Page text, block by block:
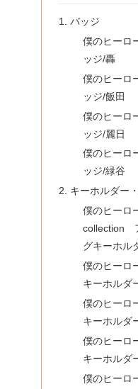
バッジ
僕のヒーロ
ッジ/轟
僕のヒーロ
ッジ/飯田
僕のヒーロ
ッジ/麗日
僕のヒーロ
ッジ/緑谷
キーホルダー
僕のヒーロ
collection
グキーホル
僕のヒーロ
キーホルダ
僕のヒーロ
キーホルダ
僕のヒーロ
キーホルダ
僕のヒーロ